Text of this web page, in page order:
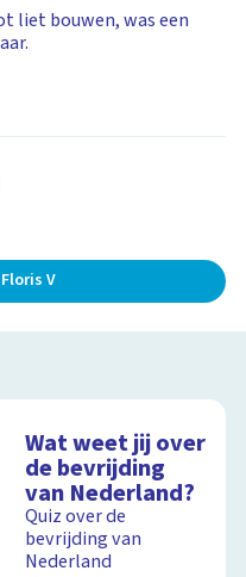
liet bouwen, was een
V
Wat weet jij over
de bevrijding
van Nederland?
Quiz over de
bevrijding van
Nederland